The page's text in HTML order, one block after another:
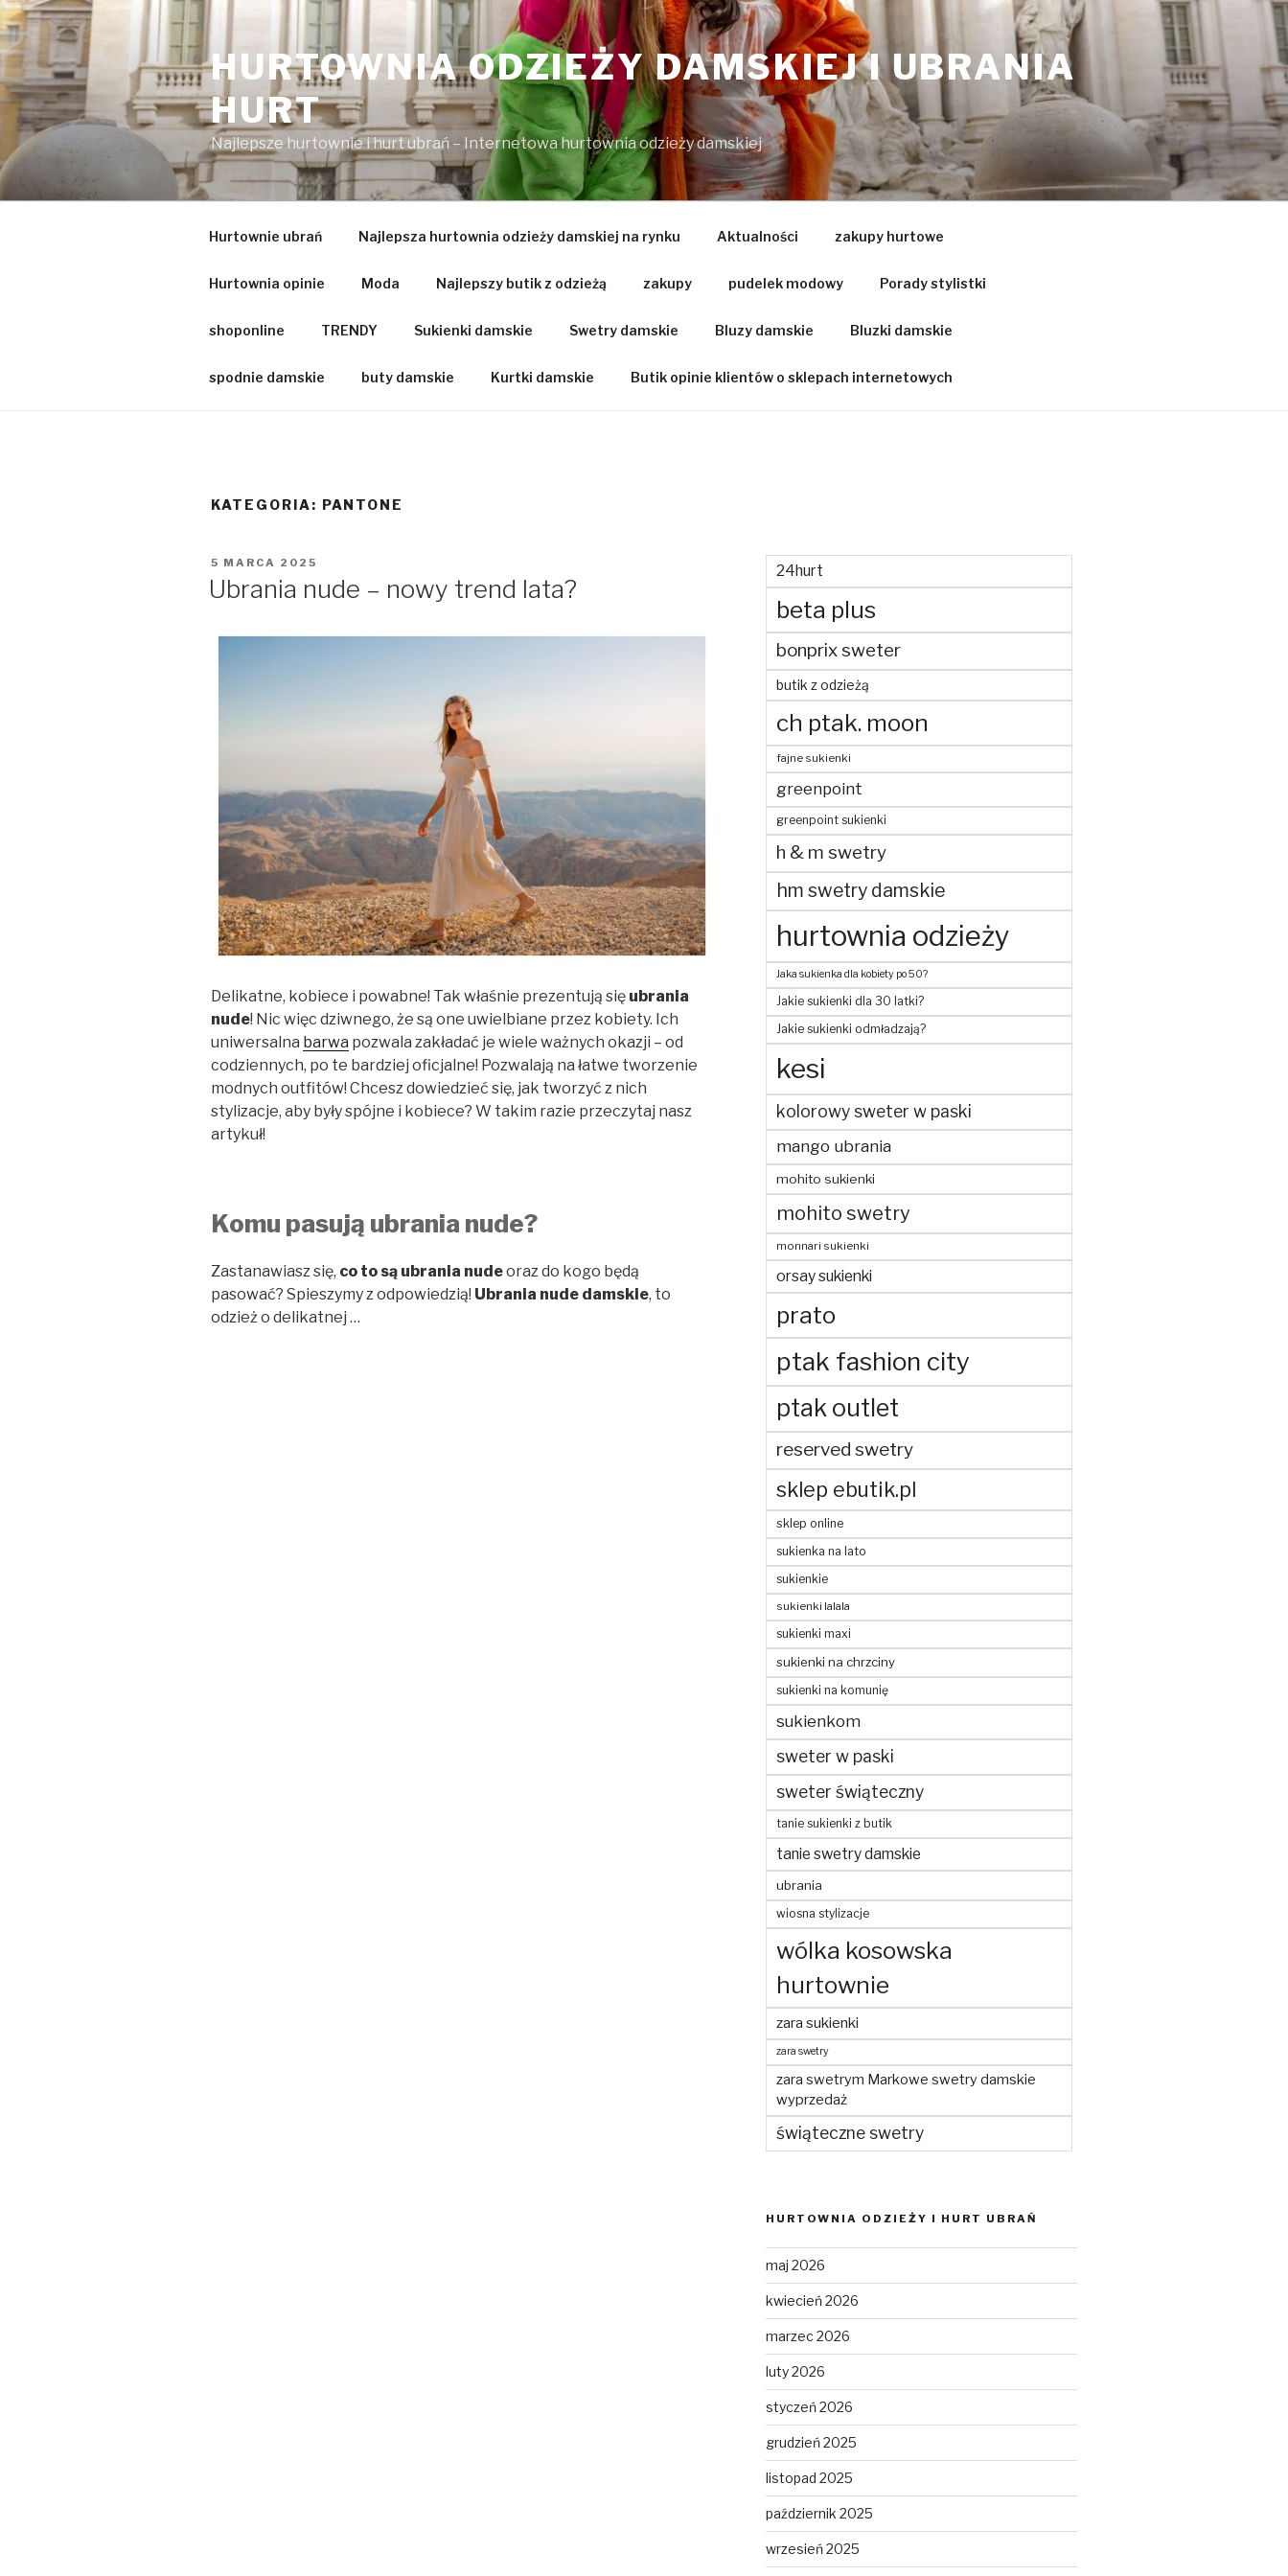
Przejdź
do
treści
HURTOWNIA ODZIEŻY DAMSKIEJ I UBRANIA
HURT
Najlepsze hurtownie i hurt ubrań – Internetowa hurtownia odzieży damskiej
Hurtownie ubrań Najlepsza hurtownia odzieży damskiej na rynku Aktualności zakupy hurtowe
Hurtownia opinie Moda Najlepszy butik z odzieżą zakupy pudelek modowy Porady stylistki
shoponline TRENDY Sukienki damskie Swetry damskie Bluzy damskie Bluzki damskie
spodnie damskie buty damskie Kurtki damskie Butik opinie klientów o sklepach internetowych
KATEGORIA: PANTONE
OPUBLIKOWANE
5 MARCA 2025
Ubrania nude – nowy trend lata?
Delikatne, kobiece i powabne! Tak właśnie prezentują się ubrania
nude! Nic więc dziwnego, że są one uwielbiane przez kobiety. Ich
uniwersalna barwa pozwala zakładać je wiele ważnych okazji – od
codziennych, po te bardziej oficjalne! Pozwalają na łatwe tworzenie
modnych outfitów! Chcesz dowiedzieć się, jak tworzyć z nich
stylizacje, aby były spójne i kobiece? W takim razie przeczytaj nasz
artykuł!
Komu pasują ubrania nude?
Zastanawiasz się, co to są ubrania nudeoraz do kogo będą
pasować? Spieszymy z odpowiedzią! Ubrania nude damskie, to
odzież o delikatnej …
24hurt
beta plus
bonprix sweter
butik z odzieżą
ch ptak. moon
fajne sukienki
greenpoint
greenpoint sukienki
h & m swetry
hm swetry damskie
hurtownia odzieży
Jaka sukienka dla kobiety po 50?
Jakie sukienki dla 30 latki?
Jakie sukienki odmładzają?
kesi
kolorowy sweter w paski
mango ubrania
mohito sukienki
mohito swetry
monnari sukienki
orsay sukienki
prato
ptak fashion city
ptak outlet
reserved swetry
sklep ebutik.pl
sklep online
sukienka na lato
sukienkie
sukienki lalala
sukienki maxi
sukienki na chrzciny
sukienki na komunię
sukienkom
sweter w paski
sweter świąteczny
tanie sukienki z butik
tanie swetry damskie
ubrania
wiosna stylizacje
wólka kosowska
hurtownie
zara sukienki
zara swetry
zara swetrym Markowe swetry damskie
wyprzedaż
świąteczne swetry
HURTOWNIA ODZIEŻY I HURT UBRAŃ
maj 2026
kwiecień 2026
marzec 2026
luty 2026
styczeń 2026
grudzień 2025
listopad 2025
październik 2025
wrzesień 2025